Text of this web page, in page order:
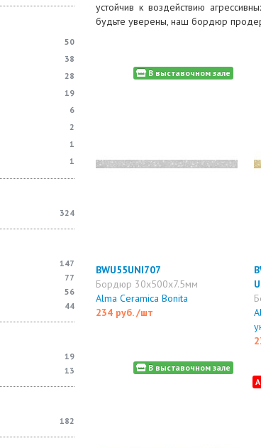
50
38
28
19
6
2
1
1
324
147
77
56
44
19
13
182
устойчив к воздействию
будьте уверены, наш бордюр
В выставочном зале
BWU55UNI707
Бордюр 30x500x7.5мм
Alma Ceramica Bonita
234 руб./шт
В выставочном зале